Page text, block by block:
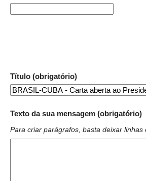
Título (obrigatório)
Texto da sua mensagem (obrigatório)
Para criar parágrafos, basta deixar linhas